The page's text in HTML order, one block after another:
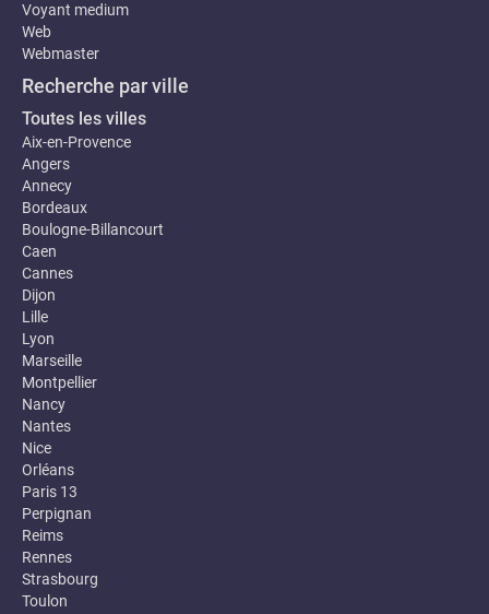
Voyant medium
Web
Webmaster
Recherche par ville
Toutes les villes
Aix-en-Provence
Angers
Annecy
Bordeaux
Boulogne-Billancourt
Caen
Cannes
Dijon
Lille
Lyon
Marseille
Montpellier
Nancy
Nantes
Nice
Orléans
Paris 13
Perpignan
Reims
Rennes
Strasbourg
Toulon